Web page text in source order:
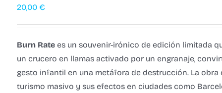
20,00 €
Burn Rate es un souvenir-irónico de edición limitada
un crucero en llamas activado por un engranaje,
gesto infantil en una metáfora de destrucción. La obra
turismo masivo y sus efectos en ciudades como